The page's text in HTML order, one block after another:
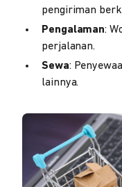
pengiriman
Pengalaman:
perjalanan.
Sewa:
lainnya.